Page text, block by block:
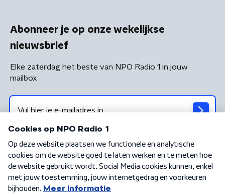
Abonneer je op onze wekelijkse
nieuwsbrief
Elke zaterdag het beste van NPO Radio 1 in jouw
mailbox
Algemene voorwaarden